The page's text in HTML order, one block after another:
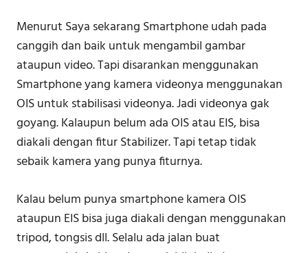
Menurut Saya sekarang Smartphone udah pada
canggih dan baik untuk mengambil gambar
ataupun video. Tapi disarankan menggunakan
Smartphone yang kamera videonya menggunakan
OIS untuk stabilisasi videonya. Jadi videonya gak
goyang. Kalaupun belum ada OIS atau EIS, bisa
diakali dengan fitur Stabilizer. Tapi tetap tidak
sebaik kamera yang punya fiturnya.
Kalau belum punya smartphone kamera OIS
ataupun EIS bisa juga diakali dengan menggunakan
tripod, tongsis dll. Selalu ada jalan buat